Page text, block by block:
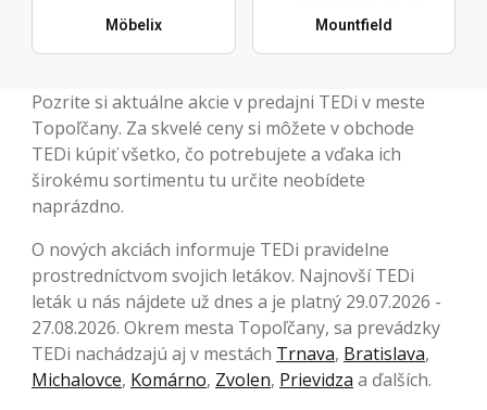
Möbelix Mountfield
Pozrite si aktuálne akcie v predajni TEDi v meste
Topoľčany. Za skvelé ceny si môžete v obchode
TEDi kúpiť všetko, čo potrebujete a vďaka ich
širokému sortimentu tu určite neobídete
naprázdno.
O nových akciách informuje TEDi pravidelne
prostredníctvom svojich letákov. Najnovší TEDi
leták u nás nájdete už dnes a je platný 29.07.2026 -
27.08.2026. Okrem mesta Topoľčany, sa prevádzky
TEDi nachádzajú aj v mestách Trnava, Bratislava,
Michalovce, Komárno, Zvolen, Prievidza a ďalších.